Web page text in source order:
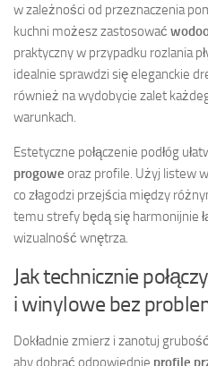
w zależności od przeznaczenia
kuchni możesz zastosować
praktyczny w przypadku rozlania
idealnie sprawdzi się eleganckie
również na wydobycie zalet
warunkach.
Estetyczne połączenie podłóg
progowe oraz profile. Użyj listew
co złagodzi przejścia między
temu strefy będą się harmonijnie
wizualność wnętrza.
Jak technicznie
i winylowe bez
Dokładnie zmierz i zanotuj
aby dobrać odpowiednie profile